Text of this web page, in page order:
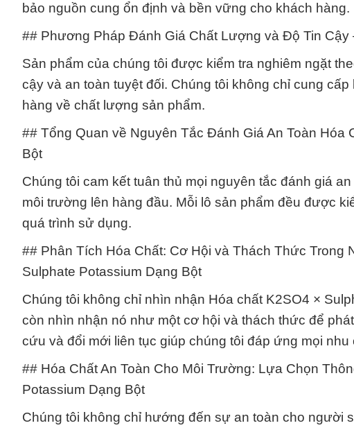
bảo nguồn cung ổn định và bền vững cho khách hàng.
## Phương Pháp Đánh Giá Chất Lượng và Độ Tin
Sản phẩm của chúng tôi được kiểm tra nghiêm ngặt
cậy và an toàn tuyệt đối. Chúng tôi không chỉ cung
hàng về chất lượng sản phẩm.
## Tổng Quan về Nguyên Tắc Đánh Giá An Toàn Hóa
Bột
Chúng tôi cam kết tuân thủ mọi nguyên tắc đánh giá
môi trường lên hàng đầu. Mỗi lô sản phẩm đều được
quá trình sử dụng.
## Phân Tích Hóa Chất: Cơ Hội và Thách Thức Trong
Sulphate Potassium Dạng Bột
Chúng tôi không chỉ nhìn nhận Hóa chất K2SO4 ×
còn nhìn nhận nó như một cơ hội và thách thức để
cứu và đổi mới liên tục giúp chúng tôi đáp ứng mọi
## Hóa Chất An Toàn Cho Môi Trường: Lựa Chọn
Potassium Dạng Bột
Chúng tôi không chỉ hướng đến sự an toàn cho người